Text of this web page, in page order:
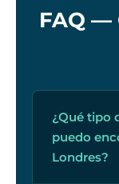
FAQ —
¿Qué tipo
puedo
Londres?